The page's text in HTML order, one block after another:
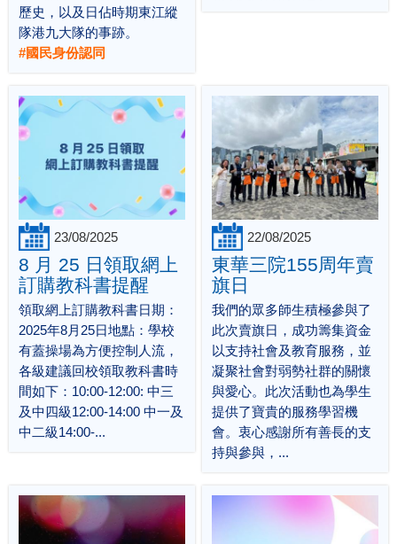
歷史，以及日佔時期東江縱
隊港九大隊的事跡。
#國民身份認同
23/08/2025
8 月 25 日領取網上
訂購教科書提醒
領取網上訂購教科書日期：
2025年8月25日地點：學校
有蓋操場為方便控制人流，
各級建議回校領取教科書時
間如下：10:00-12:00: 中三
及中四級12:00-14:00 中一及
中二級14:00-...
22/08/2025
東華三院155周年賣
旗日
我們的眾多師生積極參與了
此次賣旗日，成功籌集資金
以支持社會及教育服務，並
凝聚社會對弱勢社群的關懷
與愛心。此次活動也為學生
提供了寶貴的服務學習機
會。衷心感謝所有善長的支
持與參與，...